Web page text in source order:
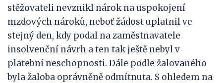
stěžovateli nevznikl nárok na uspokojení
mzdových nároků, neboť žádost uplatnil ve
stejný den, kdy podal na zaměstnavatele
insolvenční návrh a ten tak ještě nebyl v
platební neschopnosti. Dále podle žalovaného
byla žaloba oprávněně odmítnuta. S ohledem na